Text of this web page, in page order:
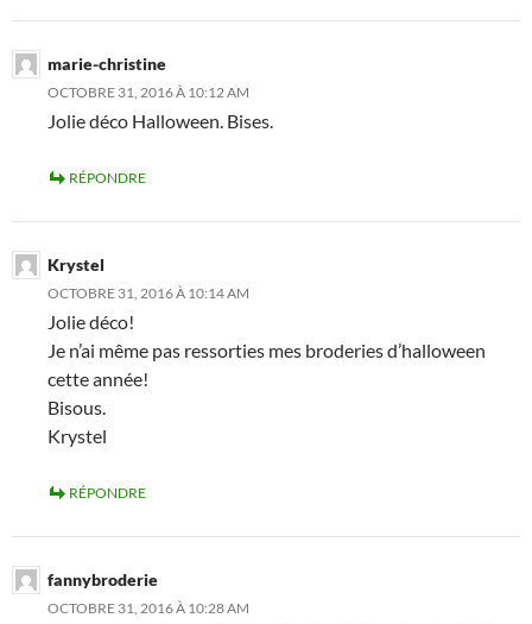
marie-christine
OCTOBRE 31, 2016 À 10:12 AM
Jolie déco Halloween. Bises.
RÉPONDRE
Krystel
OCTOBRE 31, 2016 À 10:14 AM
Jolie déco!
Je n’ai même pas ressorties mes broderies d’halloween
cette année!
Bisous.
Krystel
RÉPONDRE
fannybroderie
OCTOBRE 31, 2016 À 10:28 AM